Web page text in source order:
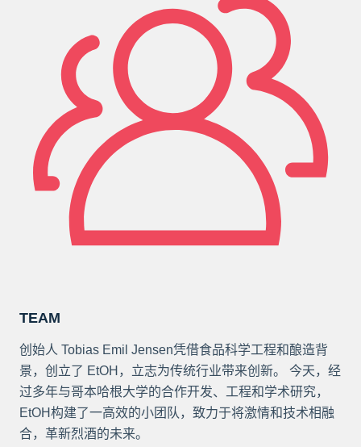
TEAM
创始人 Tobias Emil Jensen凭借食品科学工程和酿造背
景，创立了 EtOH，立志为传统行业带来创新。 今天，经
过多年与哥本哈根大学的合作开发、工程和学术研究，
EtOH构建了一高效的小团队，致力于将激情和技术相融
合，革新烈酒的未来。